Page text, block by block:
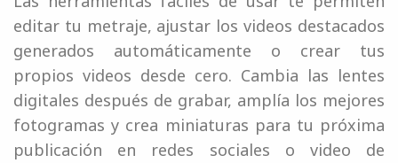
editar tu metraje, ajustar los videos destacados
generados automáticamente o crear tus
propios videos desde cero. Cambia las lentes
digitales después de grabar, amplía los mejores
fotogramas y crea miniaturas para tu próxima
publicación en redes sociales o video de